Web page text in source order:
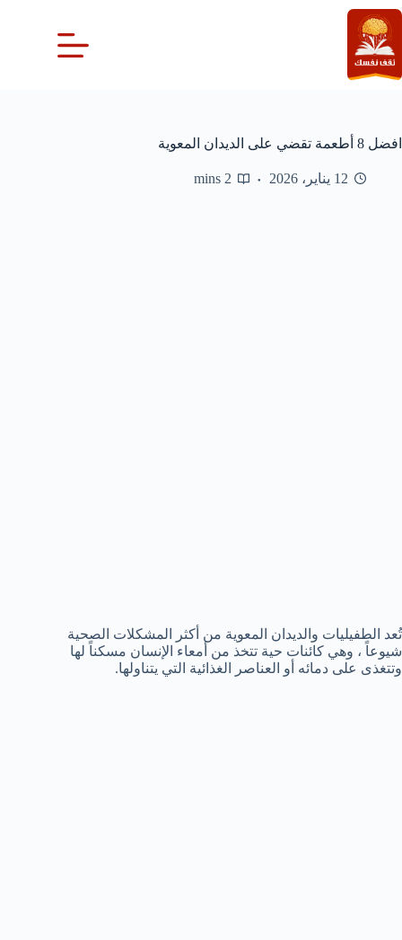
التجاوز
إلى
المحتوى
افضل 8 أطعمة تقضي على الديدان المعوية
12 يناير، 2026 2 mins
تُعد الطفيليات والديدان المعوية من أكثر المشكلات الصحية
شيوعاً ، وهي كائنات حية تتخذ من أمعاء الإنسان مسكناً لها
وتتغذى على دمائه أو العناصر الغذائية التي يتناولها.